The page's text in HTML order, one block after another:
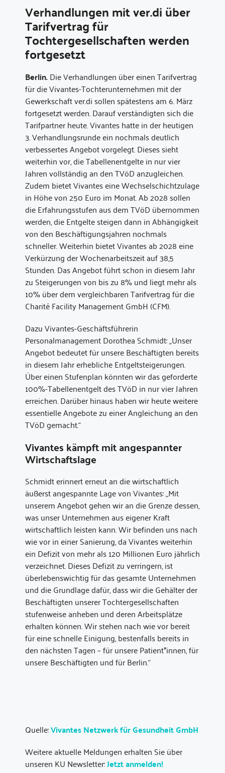
Verhandlungen mit ver.di über
Tarifvertrag für
Tochtergesellschaften werden
fortgesetzt
Berlin.Die Verhandlungen über einen Tarifvertrag
für die Vivantes-Tochterunternehmen mit der
Gewerkschaft ver.di sollen spätestens am 6. März
fortgesetzt werden. Darauf verständigten sich die
Tarifpartner heute. Vivantes hatte in der heutigen
3. Verhandlungsrunde ein nochmals deutlich
verbessertes Angebot vorgelegt. Dieses sieht
weiterhin vor, die Tabellenentgelte in nur vier
Jahren vollständig an den TVöD anzugleichen.
Zudem bietet Vivantes eine Wechselschichtzulage
in Höhe von 250 Euro im Monat. Ab 2028 sollen
die Erfahrungsstufen aus dem TVöD übernommen
werden, die Entgelte steigen dann in Abhängigkeit
von den Beschäftigungsjahren nochmals
schneller. Weiterhin bietet Vivantes ab 2028 eine
Verkürzung der Wochenarbeitszeit auf 38,5
Stunden. Das Angebot führt schon in diesem Jahr
zu Steigerungen von bis zu 8% und liegt mehr als
10% über dem vergleichbaren Tarifvertrag für die
Charité Facility Management GmbH (CFM).
Dazu Vivantes-Geschäftsführerin
Personalmanagement Dorothea Schmidt: „Unser
Angebot bedeutet für unsere Beschäftigten bereits
in diesem Jahr erhebliche Entgeltsteigerungen.
Über einen Stufenplan könnten wir das geforderte
100%-Tabellenentgelt des TVöD in nur vier Jahren
erreichen. Darüber hinaus haben wir heute weitere
essentielle Angebote zu einer Angleichung an den
TVöD gemacht.“
Vivantes kämpft mit angespannter
Wirtschaftslage
Schmidt erinnert erneut an die wirtschaftlich
äußerst angespannte Lage von Vivantes: „Mit
unserem Angebot gehen wir an die Grenze dessen,
was unser Unternehmen aus eigener Kraft
wirtschaftlich leisten kann. Wir befinden uns nach
wie vor in einer Sanierung, da Vivantes weiterhin
ein Defizit von mehr als 120 Millionen Euro jährlich
verzeichnet. Dieses Defizit zu verringern, ist
überlebenswichtig für das gesamte Unternehmen
und die Grundlage dafür, dass wir die Gehälter der
Beschäftigten unserer Tochtergesellschaften
stufenweise anheben und deren Arbeitsplätze
erhalten können. Wir stehen nach wie vor bereit
für eine schnelle Einigung, bestenfalls bereits in
den nächsten Tagen – für unsere Patient*innen, für
unsere Beschäftigten und für Berlin.“
Quelle:Vivantes Netzwerk für Gesundheit GmbH
Weitere aktuelle Meldungen erhalten Sie über
unseren KU Newsletter:Jetzt anmelden!